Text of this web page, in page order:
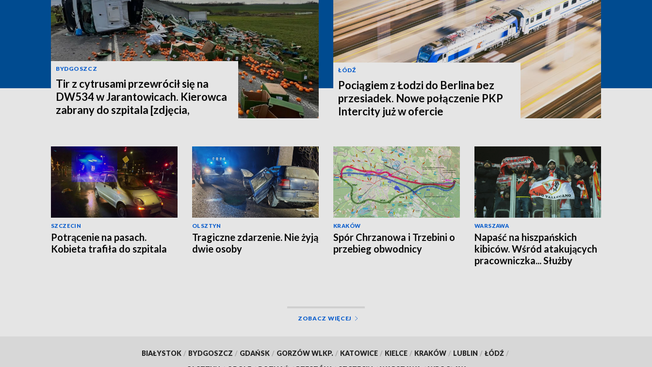
BYDGOSZCZ
Tir z cytrusami przewrócił się na
DW534 w Jarantowicach. Kierowca
zabrany do szpitala [zdjęcia,
ŁÓDŹ
Pociągiem z Łodzi do Berlina bez
przesiadek. Nowe połączenie PKP
Intercity już w ofercie
SZCZECIN
Potrącenie na pasach.
Kobieta trafiła do szpitala
OLSZTYN
Tragiczne zdarzenie. Nie żyją
dwie osoby
KRAKÓW
Spór Chrzanowa i Trzebini o
przebieg obwodnicy
WARSZAWA
Napaść na hiszpańskich
kibiców. Wśród atakujących
pracowniczka... Służby
ZOBACZ WIĘCEJ
BIAŁYSTOK / BYDGOSZCZ / GDAŃSK / GORZÓW WLKP. / KATOWICE / KIELCE / KRAKÓW / LUBLIN / ŁÓDŹ /